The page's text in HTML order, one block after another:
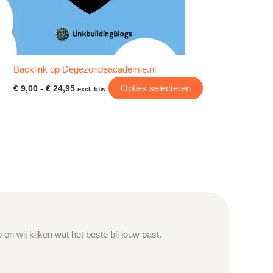
Backlink op Degezondeacademie.nl
€ 9,00 - € 24,95 Prijsklasse:
excl. btw Opties selecteren
Dit
wij kijken wat het beste bij jouw past.